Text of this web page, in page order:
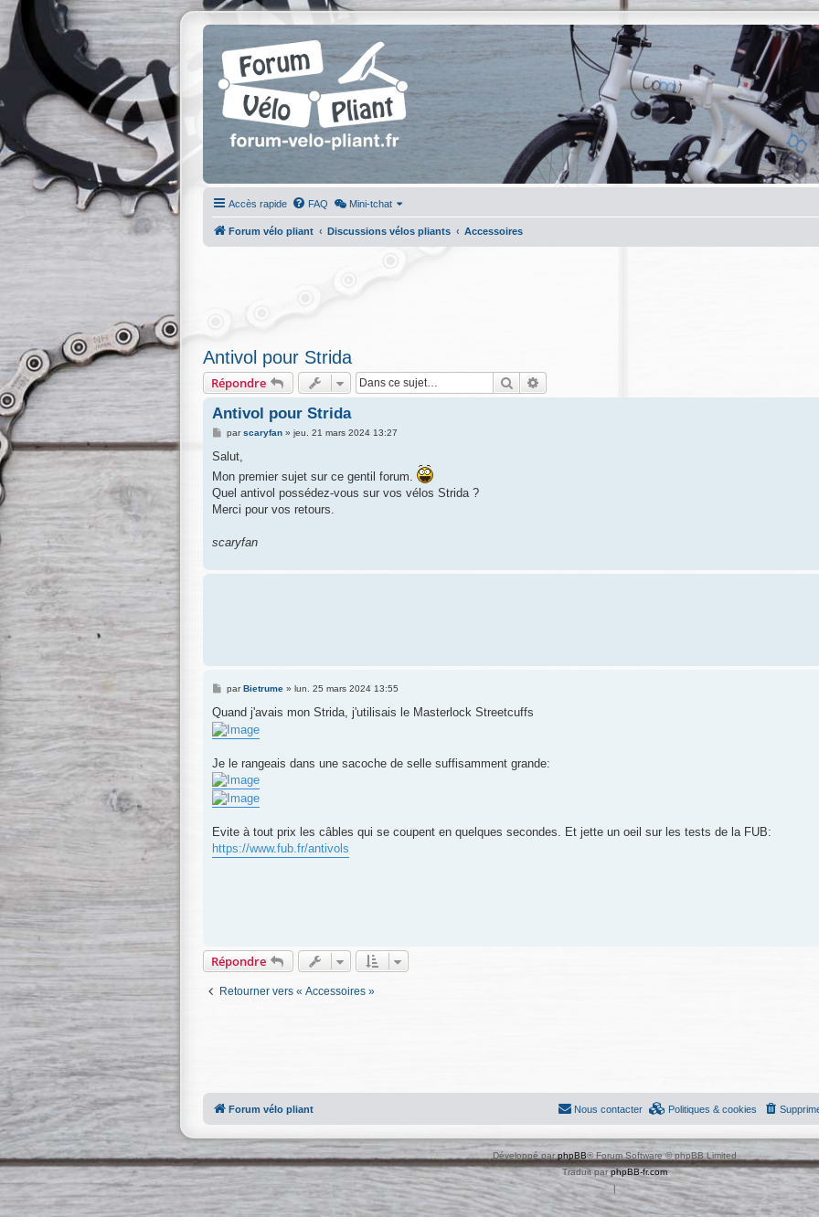
Accès rapide FAQ Mini-tchat
Forum vélo pliant Discussions vélos pliants Accessoires
Antivol pour Strida
Répondre Rechercher
Antivol pour Strida
M
s
a
e
parscaryfan» jeu. 21 mars 2024 13:27
Salut,
Mon premier sujet sur ce gentil forum.
Quel antivol possédez-vous sur vos vélos Strida ?
Merci pour vos retours.
scaryfan
M
s
s
a
g
parBietrume» lun. 25 mars 2024 13:55
Quand j'avais mon Strida, j'utilisais le Masterlock Streetcuffs
Je le rangeais dans une sacoche de selle suffisamment grande:
Evite à tout prix les câbles qui se coupent en quelques secondes. Et jette un oeil sur les tests de la FUB:
https://www.fub.fr/antivols
Répondre
Retourner vers « Accessoires »
Forum vélo pliant Politiques & cookies
Nous contacter
Développé parphpBB® Forum Software © phpBB Limited
Traduit parphpBB-fr.com
|